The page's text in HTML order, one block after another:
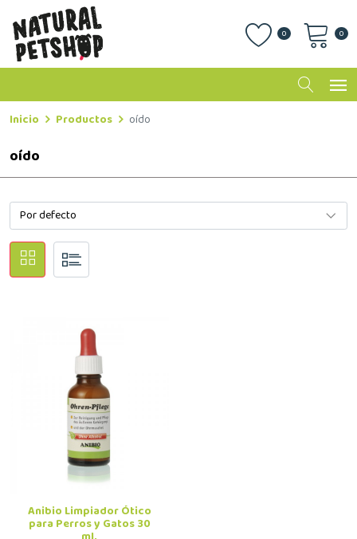
0 0
Inicio Productos oído
oído
Anibio Limpiador Ótico
para Perros y Gatos 30